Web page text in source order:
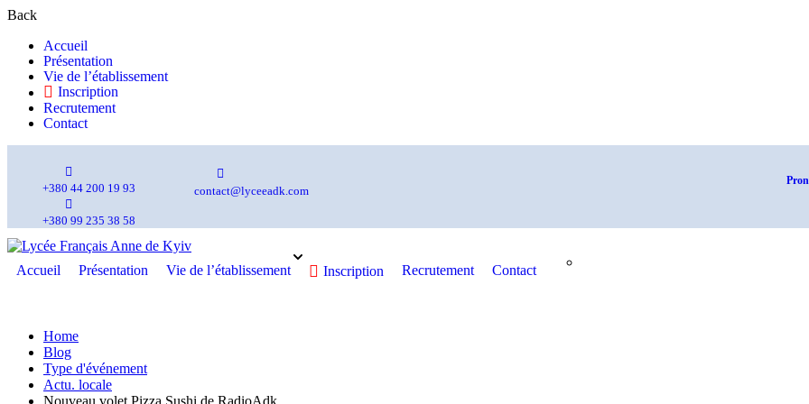
Back
Accueil
Présentation
Vie de l’établissement
Inscription
Recrutement
Contact
+380 44 200 19 93
+380 99 235 38 58
contact@lyceeadk.com
Accueil Présentation Vie de l’établissement Inscription Recrutement Contact
Home
Blog
Type d'événement
Actu. locale
Nouveau volet Pizza Sushi de RadioAdk